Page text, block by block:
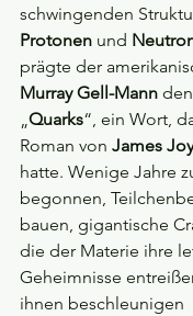
schwingenden
Protonen und
prägte der
Murray Gell-Mann
„Quarks“, ein Wort,
Roman von James
hatte. Wenige Jahre
begonnen,
bauen, gigantische
die der Materie ihre
Geheimnisse
ihnen beschleunigen